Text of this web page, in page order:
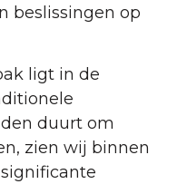
beslissingen op
ligt in de
duurt om
zien wij binnen